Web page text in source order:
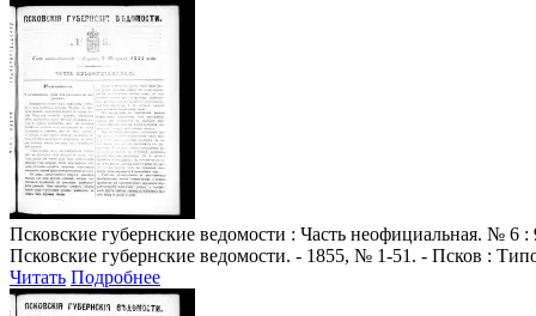
Псковские губернские ведомости : Часть неофициальная. № 6 :
Псковские губернские ведомости. - 1855, № 1-51. - Псков :
Читать Подробнее